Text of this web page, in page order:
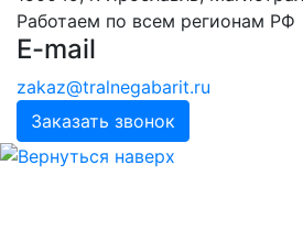
Работаем по всем регионам РФ
E-mail
zakaz@tralnegabarit.ru
Заказать звонок